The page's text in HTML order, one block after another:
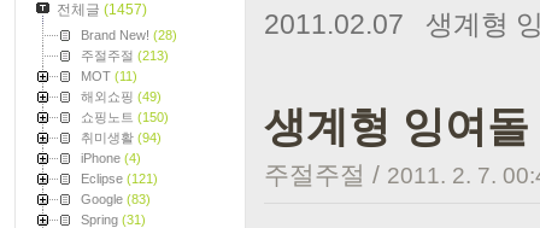
전체글 (1457)
Brand New! (28)
주절주절 (213)
MOT (11)
해외쇼핑 (49)
쇼핑노트 (150)
취미생활 (94)
iPhone (4)
Eclipse (121)
Google (83)
Spring (31)
2011.02.07 생계형
생계형 잉여
주절주절 / 2011. 2. 7.